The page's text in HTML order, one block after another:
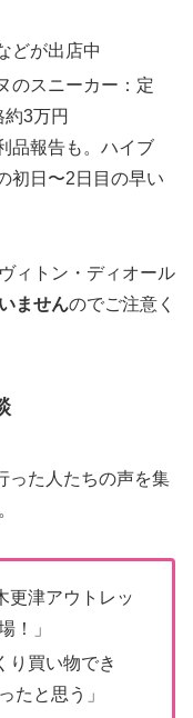
どが出店中
のスニーカー：定
3万円
品報告も。ハイブ
初日〜2日目の早い
ィトン・ディオール
ませんのでご注意く
った人たちの声を集
更津アウトレッ
！」
り買い物でき
たと思う」